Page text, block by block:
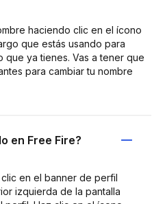
haciendo clic en el ícono
que estás usando para
ya tienes. Vas a tener que
para cambiar tu nombre
en Free Fire?
en el banner de perfil
izquierda de la pantalla